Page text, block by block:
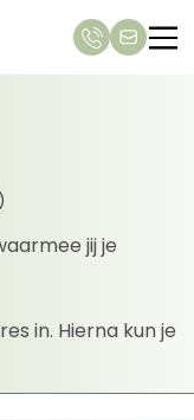
jij je
in. Hierna kun je